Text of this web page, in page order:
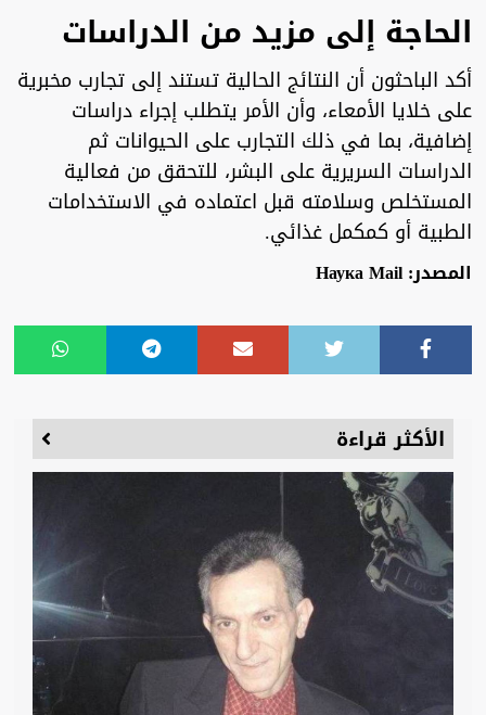
الحاجة إلى مزيد من الدراسات
أكد الباحثون أن النتائج الحالية تستند إلى تجارب مخبرية
على خلايا الأمعاء، وأن الأمر يتطلب إجراء دراسات
إضافية، بما في ذلك التجارب على الحيوانات ثم
الدراسات السريرية على البشر، للتحقق من فعالية
المستخلص وسلامته قبل اعتماده في الاستخدامات
الطبية أو كمكمل غذائي.
المصدر: Наука Mail
الأكثر قراءة